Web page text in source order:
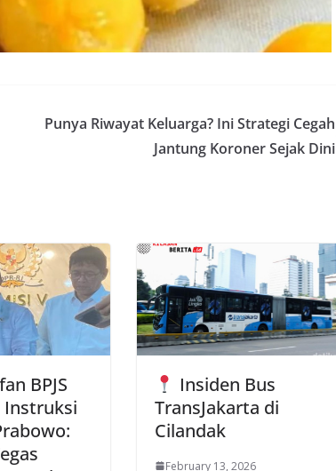
Punya Riwayat Keluarga? Ini Strategi Cegah
Jantung Koroner Sejak Dini
BPJS
Instruksi
Insiden Bus
TransJakarta di
Cilandak
February 13, 2026